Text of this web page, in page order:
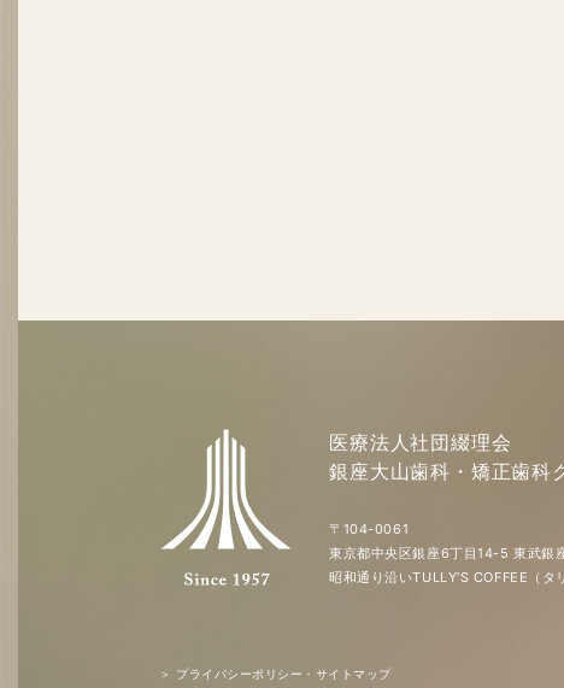
医療法人社団綴理会
銀座大山歯科・矯正歯科
〒104-0061
東京都中央区銀座6丁目14-5 東武銀
昭和通り沿いTULLY'S COFFEE（タ
＞ プライバシーポリシー・サイトマップ